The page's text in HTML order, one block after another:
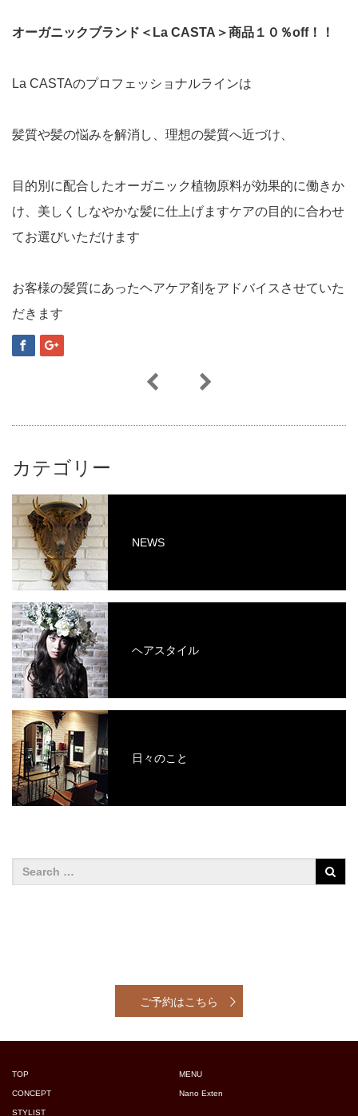
オーガニックブランド＜La CASTA＞商品１０％off！！
La CASTAのプロフェッショナルラインは
髪質や髪の悩みを解消し、理想の髪質へ近づけ、
目的別に配合したオーガニック植物原料が効果的に働きか
け、美しくしなやかな髪に仕上げますケアの目的に合わせ
てお選びいただけます
お客様の髪質にあったヘアケア剤をアドバイスさせていた
だきます
カテゴリー
NEWS
ヘアスタイル
日々のこと
ご予約はこちら
TOP
CONCEPT
STYLIST
MENU
Nano Exten